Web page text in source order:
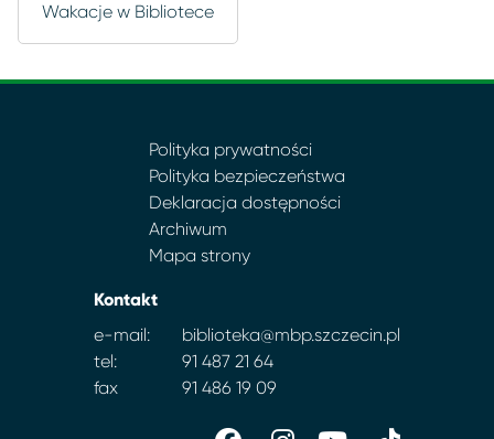
Wakacje w Bibliotece
Polityka prywatności
Polityka bezpieczeństwa
Deklaracja dostępności
Archiwum
Mapa strony
Kontakt
e-mail:
biblioteka@mbp.szczecin.pl
tel:
91 487 21 64
fax
91 486 19 09